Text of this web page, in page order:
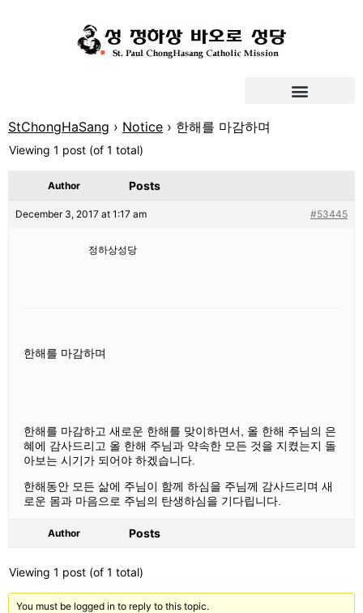
StChongHaSang › Notice › 한해를 마감하며
Viewing 1 post (of 1 total)
Author Posts
December 3, 2017 at 1:17 am #53445
정하상성당
한해를 마감하며
한해를 마감하고 새로운 한해를 맞이하면서, 올 한해 주님의 은
혜에 감사드리고 올 한해 주님과 약속한 모든 것을 지켰는지 돌
아보는 시기가 되어야 하겠습니다.
한해동안 모든 삶에 주님이 함께 하심을 주님께 감사드리며 새
로운 몸과 마음으로 주님의 탄생하심을 기다립니다.
Author Posts
Viewing 1 post (of 1 total)
You must be logged in to reply to this topic.